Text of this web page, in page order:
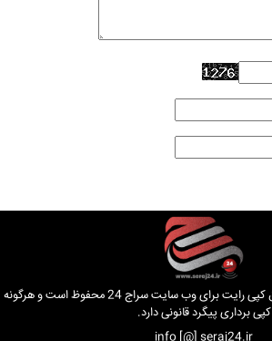
تمامی حقوق نشر مطالب و حق کپی رایت برای وب سایت سراج 24 محفوظ است و هرگونه
کپی برداری پیگرد قانونی دارد.